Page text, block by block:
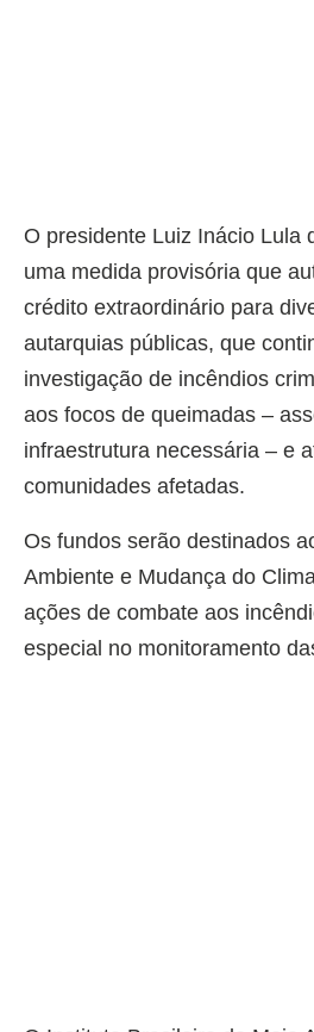
O presidente Luiz Inácio Lula
uma medida provisória que
crédito extraordinário para
autarquias públicas, que
investigação de incêndios
aos focos de queimadas –
infraestrutura necessária – e
comunidades afetadas.
Os fundos serão destinados
Ambiente e Mudança do
ações de combate aos
especial no monitoramento